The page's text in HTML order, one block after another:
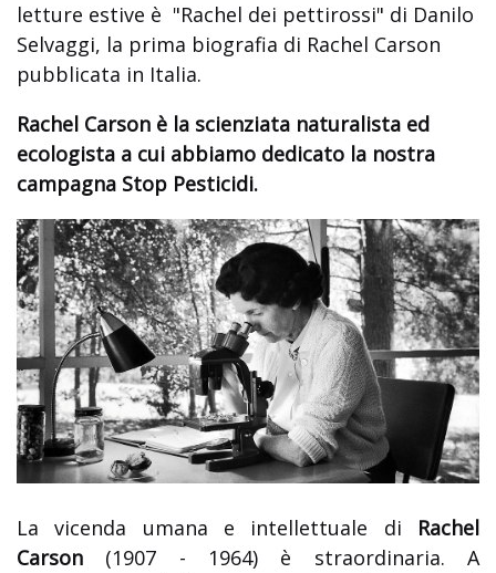
letture estive è "Rachel dei pettirossi" di Danilo
Selvaggi, la prima biografia di Rachel Carson
pubblicata in Italia.
Rachel Carson è la scienziata naturalista ed
ecologista a cui abbiamo dedicato la nostra
campagna Stop Pesticidi.
La vicenda umana e intellettuale di Rachel
Carson (1907 - 1964) è straordinaria. A